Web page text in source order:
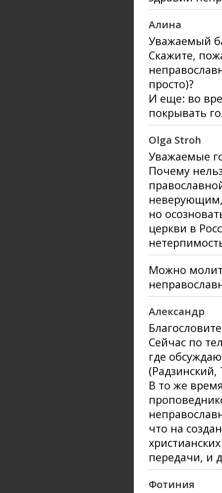
Алина
Уважаемый
Скажите,
просто)?
И еще: во
покрывать
Olga Stroh
Уважаемые
Почему
неверующим,
но
церкви в
Можно
Александр
Сейчас по
где
(Радзинский,
В то же
что на
передачи, и
Фотиния